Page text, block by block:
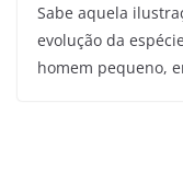
Sabe aquela
evolução da
homem pequeno,